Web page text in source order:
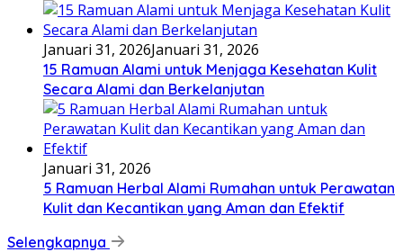
Januari 31, 2026Januari 31, 2026
15 Ramuan Alami untuk Menjaga Kesehatan Kulit
Secara Alami dan Berkelanjutan
Januari 31, 2026
5 Ramuan Herbal Alami Rumahan untuk Perawatan
Kulit dan Kecantikan yang Aman dan Efektif
Selengkapnya